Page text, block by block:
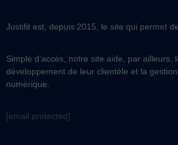
Justifit est, depuis 2015, le site qui permet
Simple d’accès, notre site aide, par ailleurs,
développement de leur clientèle et la
numérique.
[email protected]